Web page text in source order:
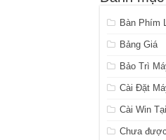
Bàn Phím
Bảng Giá
Bảo Trì
Cài Đặt
Cài Win
Chưa